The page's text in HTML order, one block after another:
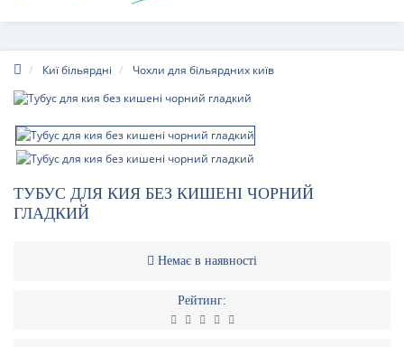
Киї більярдні Чохли для більярдних київ
ТУБУС ДЛЯ КИЯ БЕЗ КИШЕНІ ЧОРНИЙ
ГЛАДКИЙ
Немає в наявності
Рейтинг: